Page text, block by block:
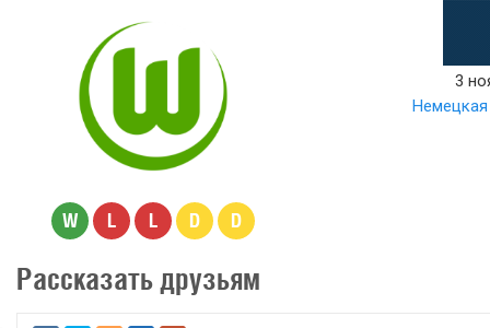
W L L D D
3
Немецкая
Рассказать друзьям